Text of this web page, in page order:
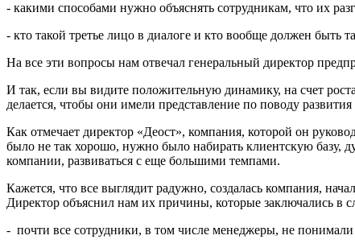
- какими способами нужно объяснять сотрудникам, что их
- кто такой третье лицо в диалоге и кто вообще должен быть
На все эти вопросы нам отвечал генеральный директор
И так, если вы видите положительную динамику, на счет
делается, чтобы они имели представление по поводу
Как отмечает директор «Деост», компания, которой он
было не так хорошо, нужно было набирать клиентскую базу,
компании, развиваться с еще большими темпами.
Кажется, что все выглядит радужно, создалась компания,
Директор объяснил нам их причины, которые заключались в
- почти все сотрудники, в том числе менеджеры, не понимали